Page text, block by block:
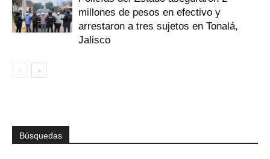
millones de pesos en efectivo y
arrestaron a tres sujetos en Tonalá,
Jalisco
Búsquedas